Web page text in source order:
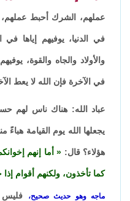
عملهم، الشرك أحبط عملهم،
في الدنيا، يوفيهم إياها في
والأولاد والجاه والقوة،
في الآخرة فإن الله لا يعط
عباد الله: هناك ناس لهم
يجعلها الله يوم القيامة
هؤلاء؟ قال: أما إنهم
كما تأخذون، ولكنهم أقوام إذا
ماجه وهو حديث صحيح، فليس